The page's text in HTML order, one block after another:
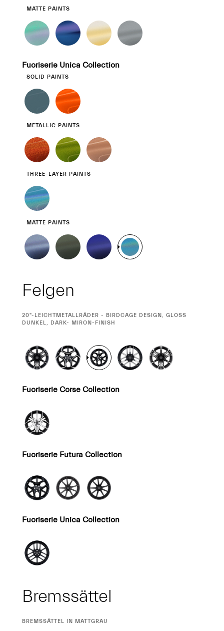
MATTE PAINTS
Fuoriserie Unica Collection
SOLID PAINTS
METALLIC PAINTS
THREE-LAYER PAINTS
MATTE PAINTS
Felgen
CURRENT
SELECTION
20"-LEICHTMETALLRÄDER - BIRDCAGE DESIGN, GLOSS
DUNKEL, DARK- MIRON-FINISH
Fuoriserie Corse Collection
Fuoriserie Futura Collection
Fuoriserie Unica Collection
Bremssättel
CURRENT
BREMSSÄTTEL IN MATTGRAU